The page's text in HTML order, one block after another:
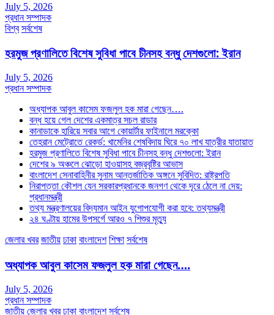
July 5, 2026
প্রধান সম্পাদক
বিশ্ব সর্বশেষ
হরমুজ প্রণালিতে বিশেষ সুবিধা পাবে চীনসহ বন্ধু দেশগুলো: ইরান
July 5, 2026
প্রধান সম্পাদক
অধ্যাপক আবুল কাসেম ফজলুল হক মারা গেছেন….
বন্ধ হয়ে গেল দেশের একমাত্র সচল রাডার
কানাডাকে হারিয়ে সবার আগে কোয়ার্টার ফাইনালে মরক্কো
তেহরান মেট্রোতে রেকর্ড: খামেনির শেষবিদায় ঘিরে ৭০ লাখ যাত্রীর যাতায়াত
হরমুজ প্রণালিতে বিশেষ সুবিধা পাবে চীনসহ বন্ধু দেশগুলো: ইরান
দেশের ৯ অঞ্চলে ঝোড়ো হাওয়াসহ বজ্রবৃষ্টির আভাস
বাংলাদেশ সেনাবাহিনীর সুনাম আন্তর্জাতিক অঙ্গনে সুবিদিত: রাষ্ট্রপতি
নিরাপত্তা কৌশল যেন সরকারপ্রধানকে জনগণ থেকে দূরে ঠেলে না দেয়:
প্রধানমন্ত্রী
তথ্য মন্ত্রণালয়ের বিদ্যমান আইন যুগোপযোগী করা হবে: তথ্যমন্ত্রী
২৪ ঘণ্টায় হামের উপসর্গে আরও ৭ শিশুর মৃত্যু
জেলার খবর জাতীয় ঢাকা বাংলাদেশ শিক্ষা সর্বশেষ
অধ্যাপক আবুল কাসেম ফজলুল হক মারা গেছেন….
July 5, 2026
প্রধান সম্পাদক
জাতীয় জেলার খবর ঢাকা বাংলাদেশ সর্বশেষ